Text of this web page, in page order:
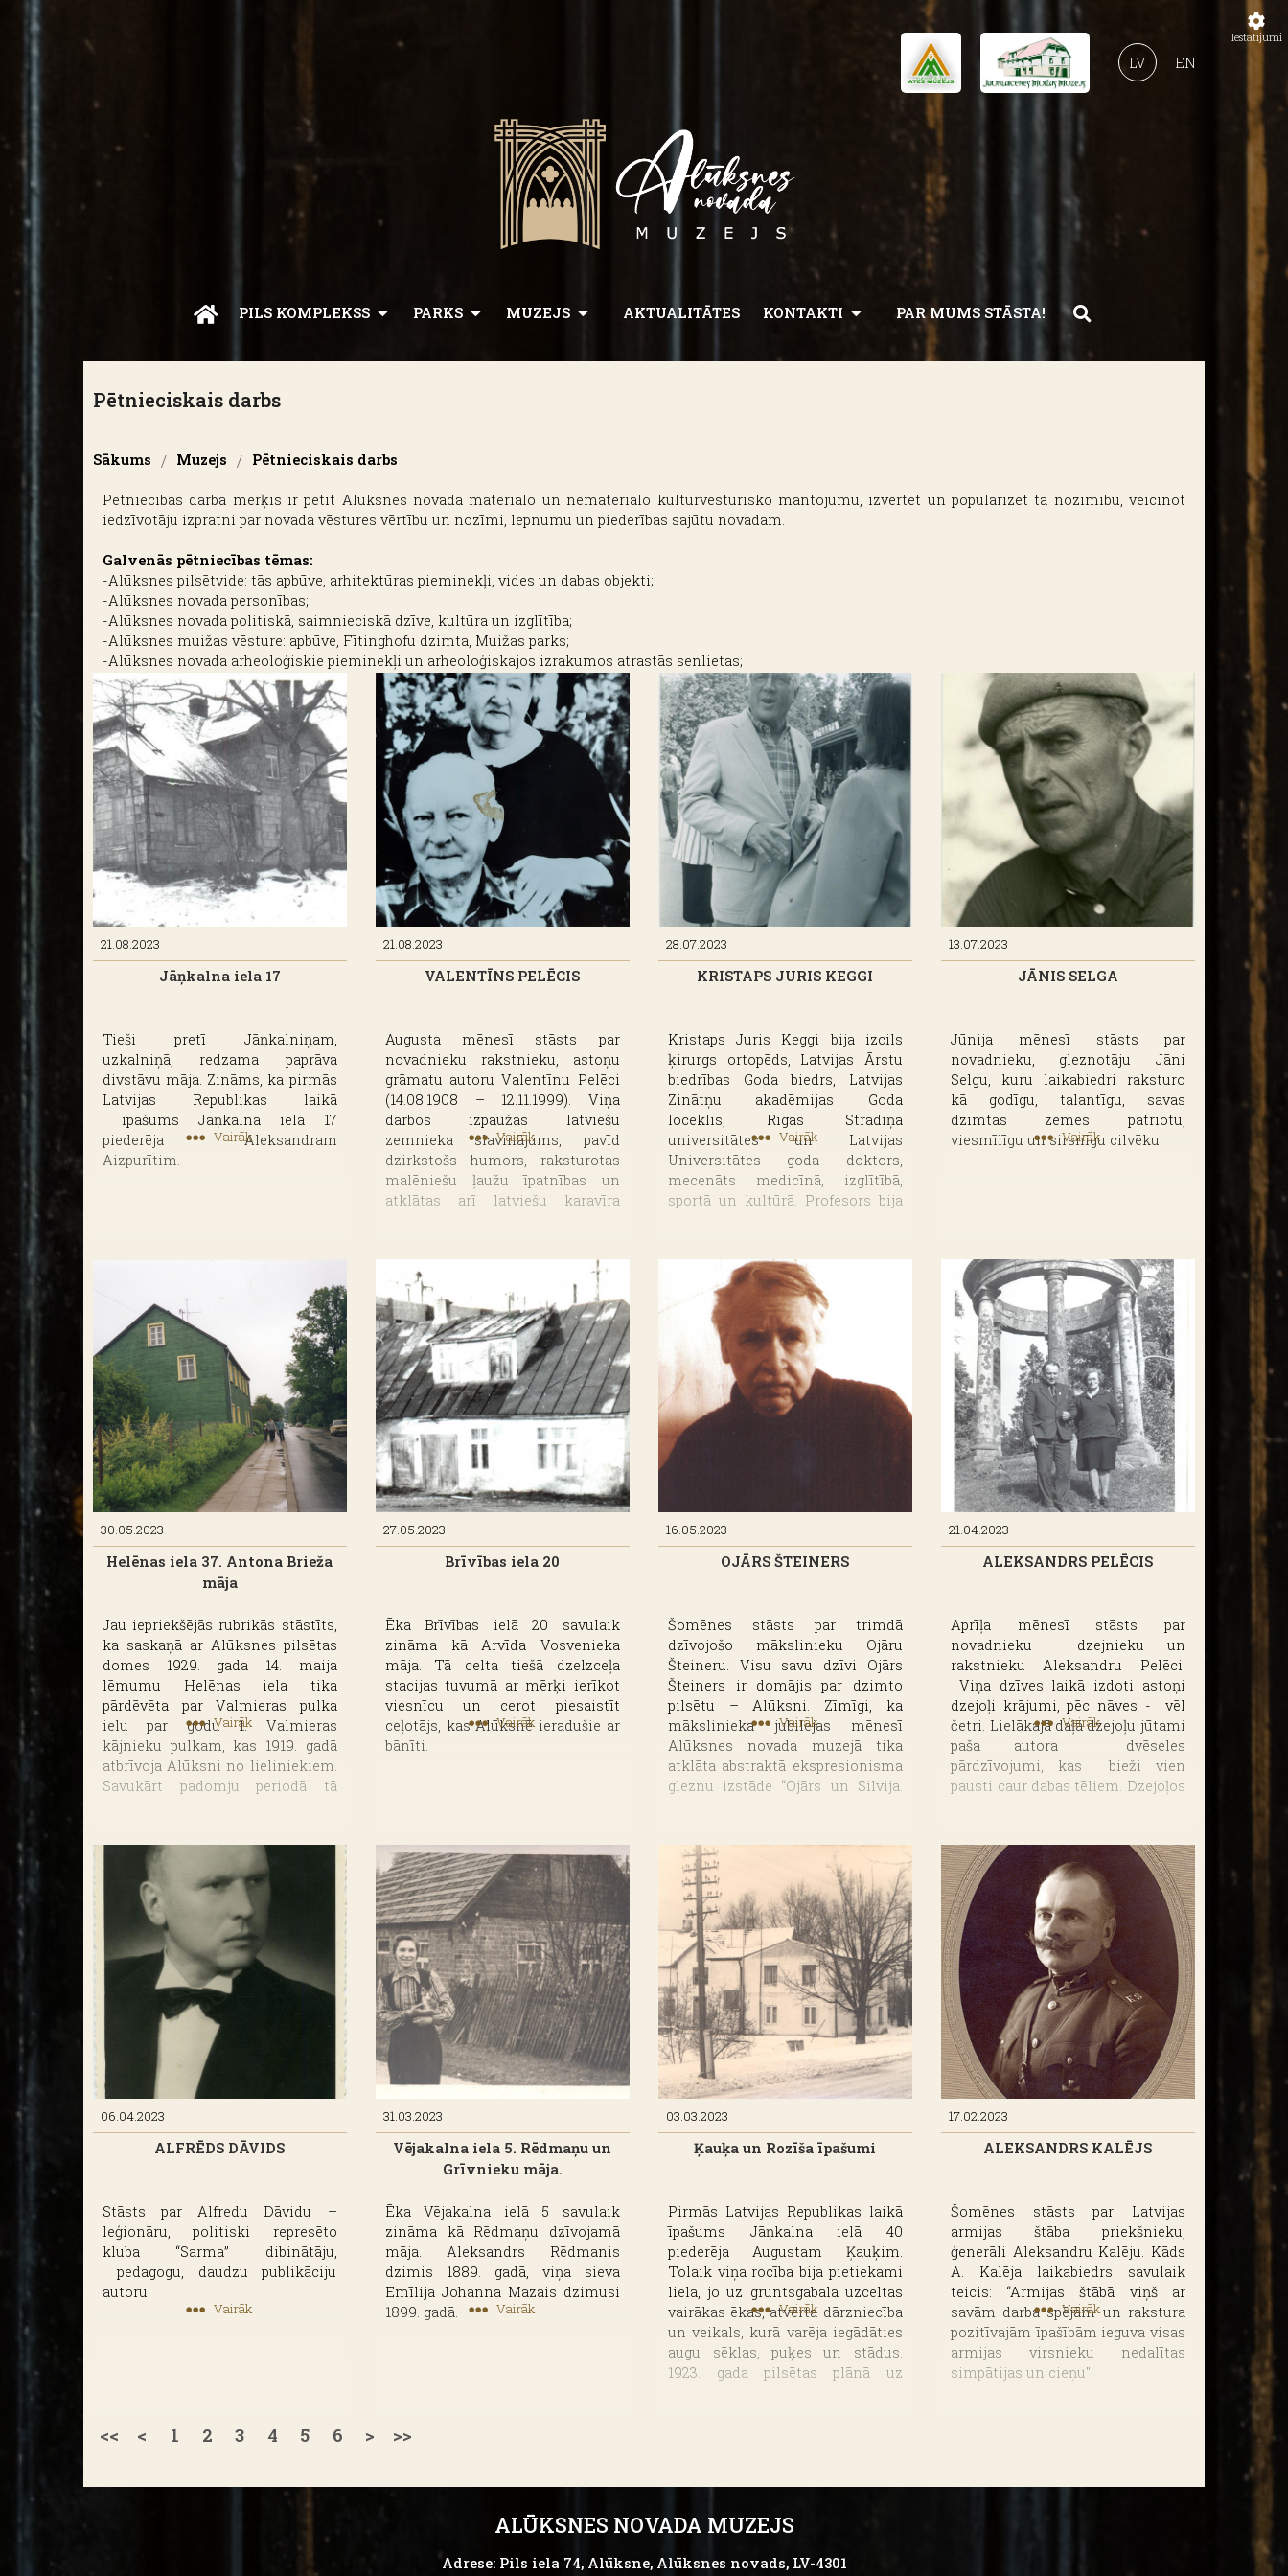
EN
LV
PILS KOMPLEKSS PARKS MUZEJS AKTUALITĀTES KONTAKTI PAR MUMS STĀSTA!
Pētnieciskais darbs
Sākums / Muzejs / Pētnieciskais darbs
Pētniecības darba mērķis ir pētīt Alūksnes novada materiālo un nemateriālo kultūrvēsturisko mantojumu, izvērtēt un popularizēt tā nozīmību, veicinot
iedzīvotāju izpratni par novada vēstures vērtību un nozīmi, lepnumu un piederības sajūtu novadam.
Galvenās pētniecības tēmas:
-Alūksnes pilsētvide: tās apbūve, arhitektūras pieminekļi, vides un dabas objekti;
-Alūksnes novada personības;
-Alūksnes novada politiskā, saimnieciskā dzīve, kultūra un izglītība;
-Alūksnes muižas vēsture: apbūve, Fītinghofu dzimta, Muižas parks;
-Alūksnes novada arheoloģiskie pieminekļi un arheoloģiskajos izrakumos atrastās senlietas;
-7. Siguldas kājnieku pulks;
-Totalitāro režīmu īstenotās represijas.
2024.-2028. gada periodā prioritārās pētniecības tēmas:
-Alūksnes mozaīka;
-Dzirnavas Alūksnes novadā;
-Kapusvētku tradīcijas Alūksnes pusē;
-Alūksnes novada fotogrāfi;
-Ievērojami novadnieki.
Mājas lapas sadaļāPētnieciskais darbs ir iespēja lasīt dažādas pētnieciskā darba rubrikas.
Rubrikā"Novadnieki iedvesmo" var
iepazīt nozīmīgas novada personības.
Rubrikā "Alūksnes mozaīka" atklāj dažādu uzņēmumu un organizāciju darbību, daudzveidīgās kultūras norises, kā arī sadzīves notikumus pilsētā.
Rubrikā "Alūksnes ēku stāsti 2" un "Alūksne. Toreiz un tagad" izzināt Alūksnes pilsētvidi.
Muzejā pieejams daudzveidīgs pētniecisko materiālu kopums: nozares literatūra par dažādām tēmām, personu un izrakstu kartotēka, kā arī pa tēmām
21.08.2023
Jāņkalna iela 17
Tieši pretī Jāņkalniņam,
uzkalniņā, redzama paprāva
divstāvu māja. Zināms, ka pirmās
Latvijas Republikas laikā
īpašums Jāņkalna ielā 17
piederēja Aleksandram
Aizpurītim.
Vairāk
21.08.2023
VALENTĪNS PELĒCIS
Augusta mēnesī stāsts par
novadnieku rakstnieku, astoņu
grāmatu autoru Valentīnu Pelēci
(14.08.1908 – 12.11.1999). Viņa
darbos izpaužas latviešu
zemnieka slavinājums, pavīd
dzirkstošs humors, raksturotas
malēniešu ļaužu īpatnības un
atklātas arī latviešu karavīra
spēks ir viņa dzīvajā tiešajā tautas
valodā, jaukajā humorā, humānajā
attieksmē pret cilvēku dažādajām
izdarībām, lakoniski trāpīgajos
raksturojumos un viņa
patiesīgumā”.
Vairāk
28.07.2023
KRISTAPS JURIS KEGGI
Kristaps Juris Keggi bija izcils
ķirurgs ortopēds, Latvijas Ārstu
biedrības Goda biedrs, Latvijas
Zinātņu akadēmijas Goda
loceklis, Rīgas Stradiņa
universitātes un Latvijas
Universitātes goda doktors,
mecenāts medicīnā, izglītībā,
sportā un kultūrā. Profesors bija
endoprotezēšanas operācijās,
veicot gandrīz 20 000 operāciju.
1995. gadā par ieguldījumu
medicīnā saņēmis Triju Zvaigžņu
ordeni. Profesors bija izveidojis
un līdzfinansējis Keggi-Kimball
un profesora Kristapa Keggi fondu
starptautiskai ortopēdiskai
izglītībai. Pateicoties šim
finansējumam, ASV stažējušies
apmēram 300 stipendiāti no
leģendārajam braucienam ar
velosipēdu no Alūksnes līdz
Jūrmalai, Kristaps Keggi kopā ar
starptautiskās riteņbraukšanas
sacensības “Keggi Velo”.
Vairāk
13.07.2023
JĀNIS SELGA
Jūnija mēnesī stāsts par
novadnieku, gleznotāju Jāni
Selgu, kuru laikabiedri raksturo
kā godīgu, talantīgu, savas
dzimtās zemes patriotu,
viesmīlīgu un sirsnīgu cilvēku.
Vairāk
30.05.2023
Helēnas iela 37. Antona Brieža
māja
Jau iepriekšējās rubrikās stāstīts,
ka saskaņā ar Alūksnes pilsētas
domes 1929. gada 14. maija
lēmumu Helēnas iela tika
pārdēvēta par Valmieras pulka
ielu par godu 1. Valmieras
kājnieku pulkam, kas 1919. gadā
atbrīvoja Alūksni no lieliniekiem.
Savukārt padomju periodā tā
Vairāk
27.05.2023
Brīvības iela 20
Ēka Brīvības ielā 20 savulaik
zināma kā Arvīda Vosvenieka
māja. Tā celta tiešā dzelzceļa
stacijas tuvumā ar mērķi ierīkot
viesnīcu un cerot piesaistīt
ceļotājs, kas Alūksnē ieradušie ar
bānīti.
Vairāk
16.05.2023
OJĀRS ŠTEINERS
Šomēnes stāsts par trimdā
dzīvojošo mākslinieku Ojāru
Šteineru. Visu savu dzīvi Ojārs
Šteiners ir domājis par dzimto
pilsētu – Alūksni. Zīmīgi, ka
mākslinieka jubilejas mēnesī
Alūksnes novada muzejā tika
atklāta abstraktā ekspresionisma
gleznu izstāde “Ojārs un Silvija.
Vairāk
21.04.2023
ALEKSANDRS PELĒCIS
Aprīļa mēnesī stāsts par
novadnieku dzejnieku un
rakstnieku Aleksandru Pelēci.
Viņa dzīves laikā izdoti astoņi
dzejoļi krājumi, pēc nāves - vēl
četri. Lielākajā daļā dzejoļu jūtami
paša autora dvēseles
pārdzīvojumi, kas bieži vien
pausti caur dabas tēliem. Dzejoļos
tradīcijas. A. Pelēcis rakstījis arī
īsprozu, kas apkopota piecās
grāmatās. Viņš tiek uzskatīts par
Jāņa Jaunsudrabiņa “Baltās
grāmatas” tradīcijas turpinātāju,
īpaši darbos “Alūksnes grāmata”
(1984) un “Puisiska dvēsele”
(1990), kurās stāstījis par savu
bērnību un jaunību.
Vairāk
06.04.2023
ALFRĒDS DĀVIDS
Stāsts par Alfredu Dāvidu –
leģionāru, politiski represēto
kluba “Sarma” dibinātāju,
pedagogu, daudzu publikāciju
autoru.
Vairāk
31.03.2023
Vējakalna iela 5. Rēdmaņu un
Grīvnieku māja.
Ēka Vējakalna ielā 5 savulaik
zināma kā Rēdmaņu dzīvojamā
māja. Aleksandrs Rēdmanis
dzimis 1889. gadā, viņa sieva
Emīlija Johanna Mazais dzimusi
1899. gadā.
Vairāk
03.03.2023
Ķauķa un Rozīša īpašumi
Pirmās Latvijas Republikas laikā
īpašums Jāņkalna ielā 40
piederēja Augustam Ķauķim.
Tolaik viņa rocība bija pietiekami
liela, jo uz gruntsgabala uzceltas
vairākas ēkas, atvērta dārzniecība
un veikals, kurā varēja iegādāties
augu sēklas, puķes un stādus.
1923. gada pilsētas plānā uz
rocība bija pietiekami liela, jo uz
ēkas, atvērta dārzniecība un
veikals, kurā varēja iegādāties
Vairāk
17.02.2023
ALEKSANDRS KALĒJS
Šomēnes stāsts par Latvijas
armijas štāba priekšnieku,
ģenerāli Aleksandru Kalēju. Kāds
A. Kalēja laikabiedrs savulaik
teicis: “Armijas štābā viņš ar
savām darba spējām un rakstura
pozitīvajām īpašībām ieguva visas
armijas virsnieku nedalītas
simpātijas un cieņu".
Vairāk
<< < 1 2 3 4 5 6 > >>
ALŪKSNES NOVADA MUZEJS
Adrese: Pils iela 74, Alūksne, Alūksnes novads, LV-4301
Iestatījumi